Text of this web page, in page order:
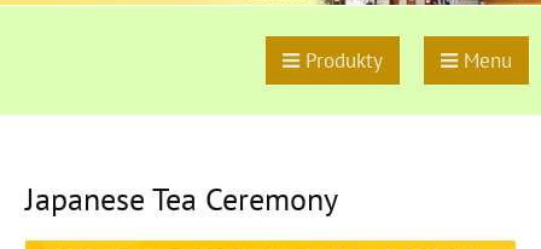
Produkty Menu
Japanese Tea Ceremony